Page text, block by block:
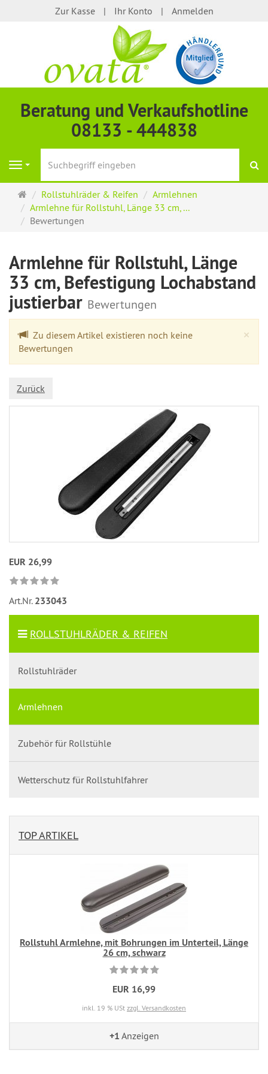
Zur Kasse Ihr Konto Anmelden
Beratung und Verkaufshotline
08133 - 444838
Navigation
Startseite
Rollstuhlräder & Reifen
Armlehnen
Armlehne für Rollstuhl, Länge 33 cm, ...
Bewertungen
Armlehne für Rollstuhl, Länge
33 cm, Befestigung Lochabstand
justierbar Bewertungen
×
Zu diesem Artikel existieren noch keine
Bewertungen
Zurück
EUR 26,99
Art.Nr. 233043
ROLLSTUHLRÄDER & REIFEN
Rollstuhlräder
Armlehnen
Zubehör für Rollstühle
Wetterschutz für Rollstuhlfahrer
TOP ARTIKEL
Rollstuhl Armlehne, mit Bohrungen im Unterteil, Länge
26 cm, schwarz
EUR 16,99
inkl. 19 % USt zzgl. Versandkosten
+1 Anzeigen